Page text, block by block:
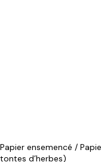
Papier ensemencé /
tontes d’herbes)